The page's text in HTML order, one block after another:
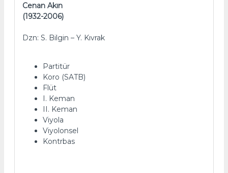
Cenan Akın
(1932-2006)
Dzn: S. Bilgin – Y. Kıvrak
Partitür
Koro (SATB)
Flüt
I. Keman
II. Keman
Viyola
Viyolonsel
Kontrbas